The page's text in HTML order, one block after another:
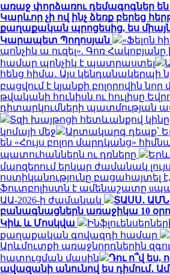
առաջ փորձառու դեմագոգներ են
Կարևոր չի ով ինչ ձեռք բերեց
քաղաքական պրոցեսից, ես միայն
Կարապետ Պողոսյան
«Ֆելոն
պոնչիկ ա ուզել». Գոռ Հակոբյանը
համար պոնչիկ է պատրաստել
հենց հիմա․ Այս կենդանակերպի
բացվում է կյանքի բոլորովին նոր
թվականի հունիսն ու հուլիսը
դիտարկումների պատմության
Տզի խայթոցի հետևանքով կինը
կոմայի մեջ
Արտակարգ դեպք՝
են «Հույս բոլոր մարդկանց»
պատուհաններն ու դռները
մարզերում երկար ժամանակ լույս
ոստիկանությունը բացահայտել
ֆուտբոլիստն է ամենաշատը
ԱԱ-2026-ի ժամանակ
ՏԱՍՍ․
բանագնացներն առաջիկա 10
Կիև և Մոսկվա
քաղաքական գովազդի համար
Արևմուտքի առաջնորդներին
հատուցման մասին
Դու ո՞վ ես,
ավազանի անունով ես դիմում․